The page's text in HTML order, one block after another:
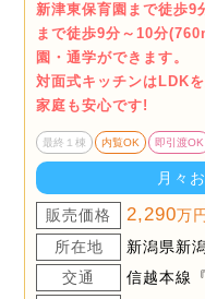
新津東保育園まで徒歩
まで徒歩9分～10分
園・通学ができます。
対面式キッチンはLDK
家庭も安心です!
最終１棟 内覧OK 即引渡OK
月々
販売価格 2,290万
所在地
新潟県新
交通
信越本線